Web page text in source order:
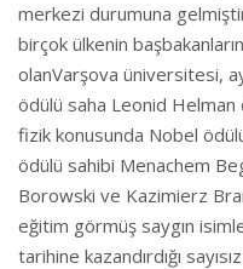
merkezi durumuna
birçok ülkenin
olanVarşova üniversitesi,
ödülü saha Leonid Helman
fizik konusunda Nobel
ödülü sahibi Menachem
Borowski ve Kazimierz
eğitim görmüş saygın
tarihine kazandırdığı